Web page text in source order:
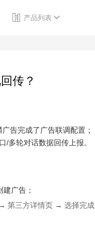
产品列表
传？
告完成了广告联调配置；
多轮对话数据回传上报。
广告；
→ 第三方详情页 → 选择完成